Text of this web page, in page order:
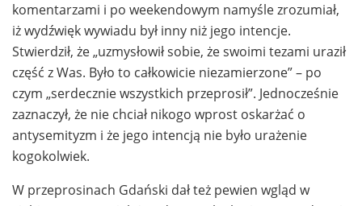
komentarzami i po weekendowym namyśle zrozumiał,
iż wydźwięk wywiadu był inny niż jego intencje.
Stwierdził, że „uzmysłowił sobie, że swoimi tezami uraził
część z Was. Było to całkowicie niezamierzone” – po
czym „serdecznie wszystkich przeprosił”. Jednocześnie
zaznaczył, że nie chciał nikogo wprost oskarżać o
antysemityzm i że jego intencją nie było urażenie
kogokolwiek.
W przeprosinach Gdański dał też pewien wgląd w